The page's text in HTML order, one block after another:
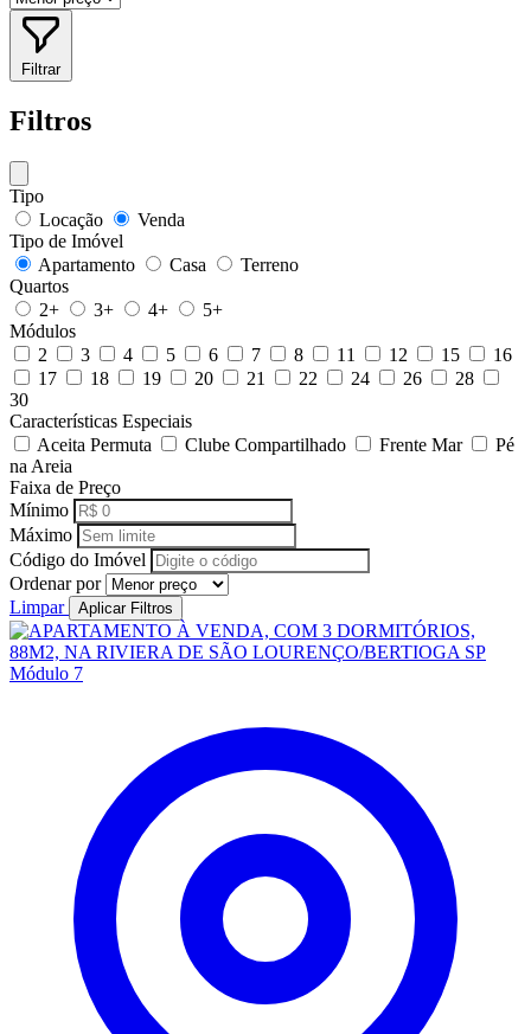
Filtrar
Filtros
Tipo
Locação
Venda
Tipo de Imóvel
Apartamento
Casa
Terreno
Quartos
2+
3+ 4+
5+
Módulos
2
3 4 5 6 7 8 11 12 15
16
17
18 19 20 21 22 24 26
28
30
Características Especiais
Aceita Permuta
Clube Compartilhado Frente Mar
Pé
na Areia
Faixa de Preço
Mínimo
Máximo
Código do Imóvel
Ordenar por
Limpar
Aplicar Filtros
Módulo 7